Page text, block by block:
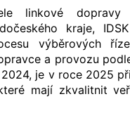
linkové
kraje,
výběrových
a provozu
je v roce 2025
mají zkvalitnit